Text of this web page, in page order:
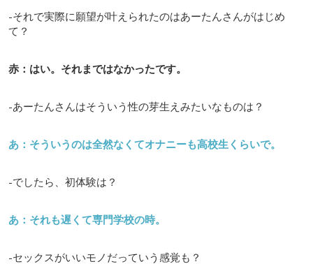
-それで実際に願望が叶えられたのはあーたんさんがはじめ
て？
赤：はい。それまではなかったです。
-あーたんさんはそういう性の芽生えみたいなものは？
あ：そういうのは全然なくてオナニーも高校生くらいで。
-でしたら、初体験は？
あ：それも遅くて専門学校の時。
-セックスがいいモノだっていう感覚も？